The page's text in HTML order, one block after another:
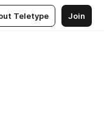
Teletype Join